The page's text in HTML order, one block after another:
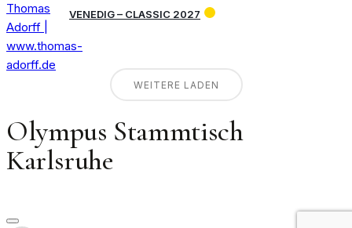
VENEDIG – CLASSIC 2027
WEITERE LADEN
Olympus Stammtisch
Karlsruhe